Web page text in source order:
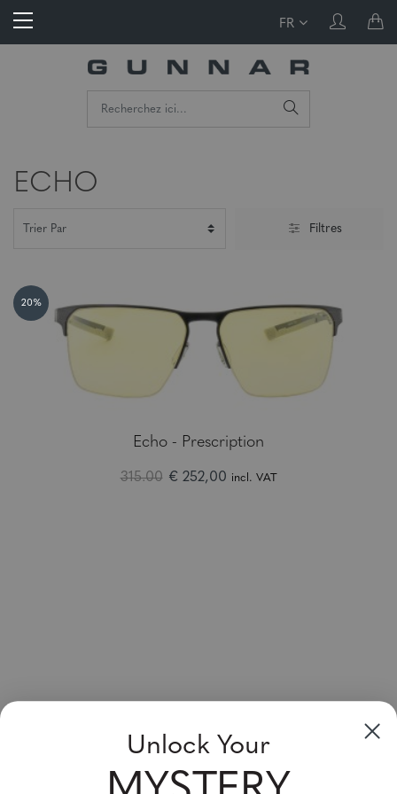
FR
ECHO
Filtres
20%
Echo - Prescription
315.00 € 252,00 incl. VAT
Vente jusqu'à 20 % de réduction pour votre prochain achat
Unlock Your